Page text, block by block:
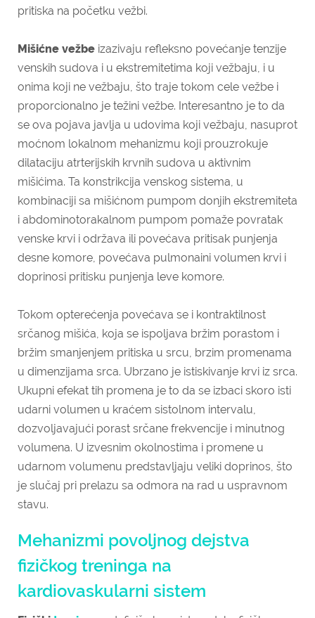
pritiska na početku vežbi.
Mišićne vežbe izazivaju refleksno povećanje tenzije
venskih sudova i u ekstremitetima koji vežbaju, i u
onima koji ne vežbaju, što traje tokom cele vežbe i
proporcionalno je težini vežbe. Interesantno je to da
se ova pojava javlja u udovima koji vežbaju, nasuprot
moćnom lokalnom mehanizmu koji prouzrokuje
dilataciju atrterijskih krvnih sudova u aktivnim
mišićima. Ta konstrikcija venskog sistema, u
kombinaciji sa mišićnom pumpom donjih ekstremiteta
i abdominotorakalnom pumpom pomaže povratak
venske krvi i održava ili povećava pritisak punjenja
desne komore, povećava pulmonaini volumen krvi i
doprinosi pritisku punjenja leve komore.
Tokom opterećenja povećava se i kontraktilnost
srčanog mišića, koja se ispoljava bržim porastom i
bržim smanjenjem pritiska u srcu, brzim promenama
u dimenzijama srca. Ubrzano je istiskivanje krvi iz srca.
Ukupni efekat tih promena je to da se izbaci skoro isti
udarni volumen u kraćem sistolnom intervalu,
dozvoljavajući porast srčane frekvencije i minutnog
volumena. U izvesnim okolnostima i promene u
udarnom volumenu predstavljaju veliki doprinos, što
je slučaj pri prelazu sa odmora na rad u uspravnom
stavu.
Mehanizmi povoljnog dejstva
fizičkog treninga na
kardiovaskularni sistem